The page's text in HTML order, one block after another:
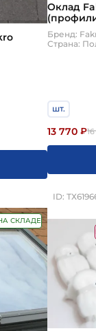
Оклад
Бренд:
Страна:
шт.
13 770 ₽
СКЛАДЕ
ID: